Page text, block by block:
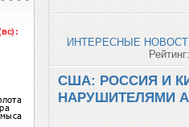
ИНТЕРЕСНЫЕ
США: РОССИЯ И
НАРУШИТЕЛЯМИ